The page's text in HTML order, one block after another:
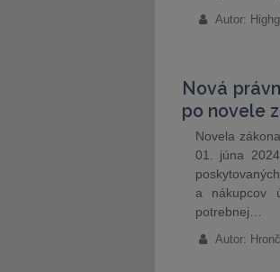
Autor:
Nová
po novele
Novela
01. júna
a nákupcov
potrebnej…
Autor: